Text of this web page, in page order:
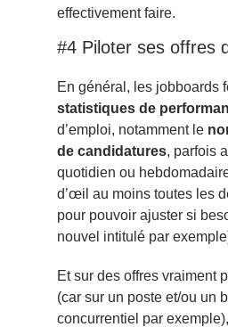
effectivement faire.
#4 Piloter ses offres
En général, les jobboards
statistiques de
d’emploi, notamment le
de candidatures, parfois
quotidien ou
d’œil au moins toutes les
pour pouvoir ajuster si
nouvel intitulé par
Et sur des offres vraiment
(car sur un poste et/ou un
concurrentiel par